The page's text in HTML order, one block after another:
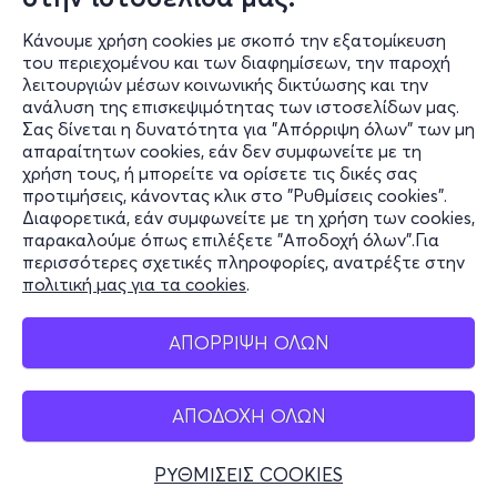
Κάνουμε χρήση cookies με σκοπό την εξατομίκευση
του περιεχομένου και των διαφημίσεων, την παροχή
λειτουργιών μέσων κοινωνικής δικτύωσης και την
ανάλυση της επισκεψιμότητας των ιστοσελίδων μας.
Σας δίνεται η δυνατότητα για "Απόρριψη όλων" των μη
απαραίτητων cookies, εάν δεν συμφωνείτε με τη
χρήση τους, ή μπορείτε να ορίσετε τις δικές σας
προτιμήσεις, κάνοντας κλικ στο "Ρυθμίσεις cookies".
Διαφορετικά, εάν συμφωνείτε με τη χρήση των cookies,
παρακαλούμε όπως επιλέξετε "Αποδοχή όλων".Για
περισσότερες σχετικές πληροφορίες, ανατρέξτε στην
πολιτική μας για τα cookies.
ΑΠΟΡΡΙΨΗ ΟΛΩΝ
ΑΠΟΔΟΧΗ ΟΛΩΝ
ΡΥΘΜΙΣΕΙΣ COOKIES
21:30
Antigone
Καραϊσκάκη 15, Σκιάθος 370 02
Skiathos Garden Theatre - Σκιάθος, Μαγνησία
18€
Εισιτήρια